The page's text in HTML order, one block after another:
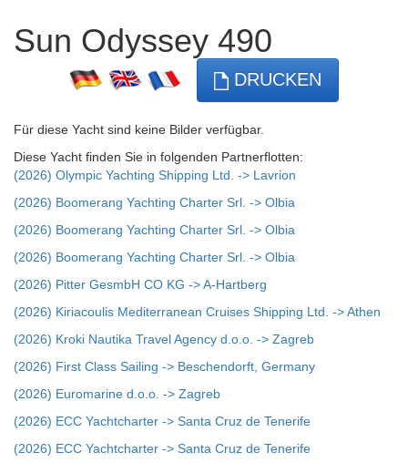
Sun Odyssey 490
DRUCKEN
Für diese Yacht sind keine Bilder verfügbar.
Diese Yacht finden Sie in folgenden Partnerflotten:
(2026) Olympic Yachting Shipping Ltd. -> Lavrion
(2026) Boomerang Yachting Charter Srl. -> Olbia
(2026) Boomerang Yachting Charter Srl. -> Olbia
(2026) Boomerang Yachting Charter Srl. -> Olbia
(2026) Pitter GesmbH CO KG -> A-Hartberg
(2026) Kiriacoulis Mediterranean Cruises Shipping Ltd. -> Athen
(2026) Kroki Nautika Travel Agency d.o.o. -> Zagreb
(2026) First Class Sailing -> Beschendorft, Germany
(2026) Euromarine d.o.o. -> Zagreb
(2026) ECC Yachtcharter -> Santa Cruz de Tenerife
(2026) ECC Yachtcharter -> Santa Cruz de Tenerife